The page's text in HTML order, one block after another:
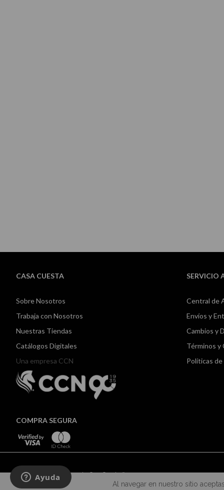
Al navegar en nuestro sitio
CASA CUESTA
Sobre Nosotros
Trabaja con Nosotros
Nuestras Tiendas
Catálogos Digitales
Una empresa CCN
COMPRA SEGURA
SERVICIO
Central de
Envíos y
Cambios y
Términos y
Políticas
Todos los derechos reservados Casa Cuesta ©2024